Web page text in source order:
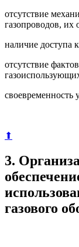
отсутствие
газопроводов, их
наличие доступа
отсутствие
своевременность
⬆
3.
газового